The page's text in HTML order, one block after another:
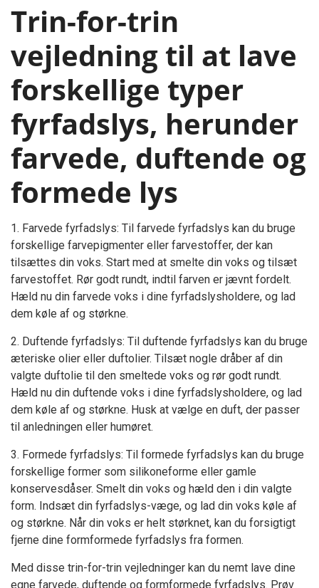
Trin-for-trin
vejledning til at lave
forskellige typer
fyrfadslys, herunder
farvede, duftende og
formede lys
1. Farvede fyrfadslys: Til farvede fyrfadslys kan du bruge
forskellige farvepigmenter eller farvestoffer, der kan
tilsættes din voks. Start med at smelte din voks og tilsæt
farvestoffet. Rør godt rundt, indtil farven er jævnt fordelt.
Hæld nu din farvede voks i dine fyrfadslysholdere, og lad
dem køle af og størkne.
2. Duftende fyrfadslys: Til duftende fyrfadslys kan du bruge
æteriske olier eller duftolier. Tilsæt nogle dråber af din
valgte duftolie til den smeltede voks og rør godt rundt.
Hæld nu din duftende voks i dine fyrfadslysholdere, og lad
dem køle af og størkne. Husk at vælge en duft, der passer
til anledningen eller humøret.
3. Formede fyrfadslys: Til formede fyrfadslys kan du bruge
forskellige former som silikoneforme eller gamle
konservesdåser. Smelt din voks og hæld den i din valgte
form. Indsæt din fyrfadslys-væge, og lad din voks køle af
og størkne. Når din voks er helt størknet, kan du forsigtigt
fjerne dine formformede fyrfadslys fra formen.
Med disse trin-for-trin vejledninger kan du nemt lave dine
egne farvede, duftende og formformede fyrfadslys. Prøv